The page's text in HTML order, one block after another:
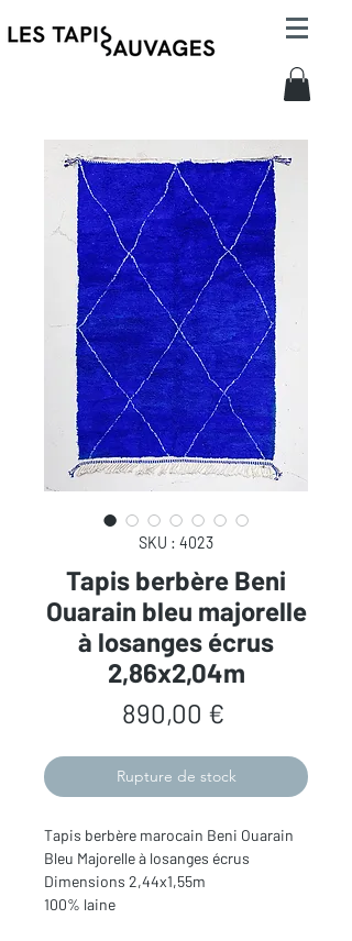
SKU : 4023
Tapis berbère Beni
Ouarain bleu majorelle
à losanges écrus
2,86x2,04m
890,00 €
Rupture de stock
Tapis berbère marocain Beni Ouarain
Bleu Majorelle à losanges écrus
Dimensions 2,44x1,55m
100% laine